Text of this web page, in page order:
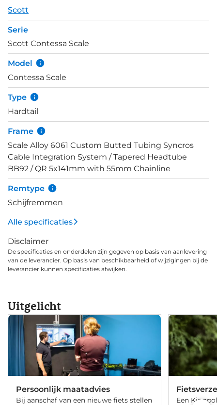
praktisch gezien de beste rijervaring voor dames
biedt. Dit door verbeterde contactpunten zoals het
zadel en stuur, die zijn geselecteerd voor
vrouwelijke fietsers. Een robuust aluminium frame
met een luchtgeveerde RockShox Judy Silver
voorvork met 100 mm veerweg vormt de basis voor
lang trailplezier. Hydraulische schijfremmen geven
voldoende kracht om in alle omstandigheden veilig
te remmen. Deze Scale 940 is afgemonteerd met
SRAM NX / SX Eagle 1x12-speed componenten. De
Maxxis Rekon Race banden zijn 2.4" breed en
bieden uitstekende grip en tractie, zeker ook als
het parcours wat water heeft moeten verduren.
Scott
Serie
Scott Contessa Scale
Model
Contessa Scale
Type
Hardtail
Frame
Scale Alloy 6061 Custom Butted Tubing Syncros
Cable Integration System / Tapered Headtube
BB92 / QR 5x141mm with 55mm Chainline
Remtype
Schijfremmen
Alle specificaties
Disclaimer
De specificaties en onderdelen zijn gegeven op basis van aanlevering
van de leverancier. Op basis van beschikbaarheid of wijzigingen bij de
leverancier kunnen specificaties afwijken.
Uitgelicht
Persoonlijk maatadvies
Bij aanschaf van een nieuwe fiets stellen
Een